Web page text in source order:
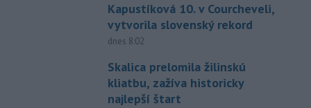
Kapustíková 10. v Courcheveli,
vytvorila slovenský rekord
dnes 8:02
Skalica prelomila žilinskú
kliatbu, zažíva historicky
najlepší štart